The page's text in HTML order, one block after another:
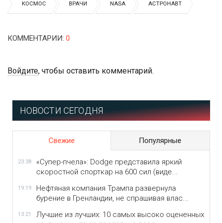
КОСМОС ВРАЧИ NASA АСТРОНАВТ
КОММЕНТАРИИ: 0
Войдите, чтобы оставить комментарий.
НОВОСТИ СЕГОДНЯ
Свежие Популярные
23:38
«Супер-пчела»: Dodge представила яркий
скоростной спорткар на 600 сил (виде...
19:19
Нефтяная компания Трампа развернула
бурение в Гренландии, не спрашивая влас...
13:21
Лучшие из лучших: 10 самых высоко оцененных